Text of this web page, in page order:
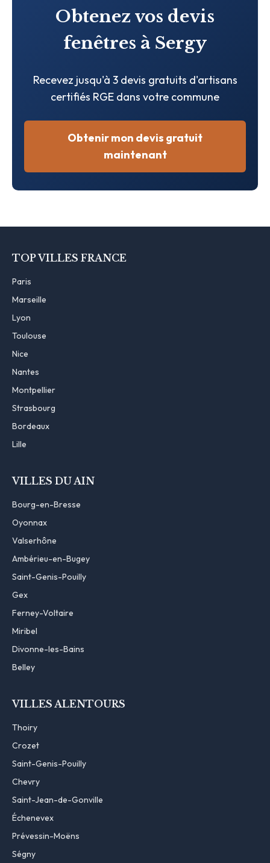
Obtenez vos devis
fenêtres à Sergy
Recevez jusqu'à 3 devis gratuits d'artisans
certifiés RGE dans votre commune
Obtenir mon devis gratuit
maintenant
TOP VILLES FRANCE
Paris
Marseille
Lyon
Toulouse
Nice
Nantes
Montpellier
Strasbourg
Bordeaux
Lille
VILLES DU AIN
Bourg-en-Bresse
Oyonnax
Valserhône
Ambérieu-en-Bugey
Saint-Genis-Pouilly
Gex
Ferney-Voltaire
Miribel
Divonne-les-Bains
Belley
VILLES ALENTOURS
Thoiry
Crozet
Saint-Genis-Pouilly
Chevry
Saint-Jean-de-Gonville
Échenevex
Prévessin-Moëns
Ségny